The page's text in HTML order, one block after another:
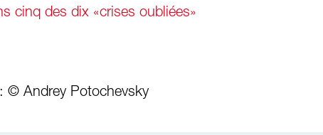
cinq des dix «crises oubliées»
© Andrey Potochevsky